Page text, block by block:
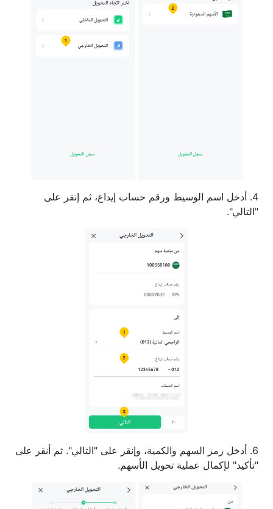
4. أدخل اسم الوسيط ورقم حساب إيداع، ثم إنقر على
"التالي".
6. أدخل رمز السهم والكمية، وإنقر على "التالي". ثم أنقر على
"تأكيد" لإكمال عملية تحويل الأسهم.